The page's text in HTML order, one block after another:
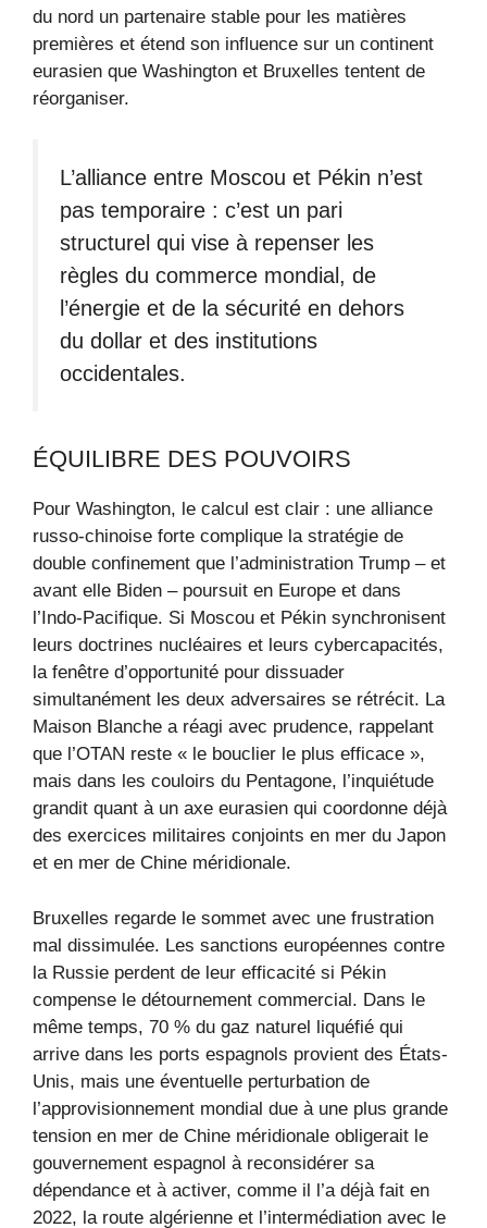
du nord un partenaire stable pour les matières
premières et étend son influence sur un continent
eurasien que Washington et Bruxelles tentent de
réorganiser.
L’alliance entre Moscou et Pékin n’est
pas temporaire : c’est un pari
structurel qui vise à repenser les
règles du commerce mondial, de
l’énergie et de la sécurité en dehors
du dollar et des institutions
occidentales.
ÉQUILIBRE DES POUVOIRS
Pour Washington, le calcul est clair : une alliance
russo-chinoise forte complique la stratégie de
double confinement que l’administration Trump – et
avant elle Biden – poursuit en Europe et dans
l’Indo-Pacifique. Si Moscou et Pékin synchronisent
leurs doctrines nucléaires et leurs cybercapacités,
la fenêtre d’opportunité pour dissuader
simultanément les deux adversaires se rétrécit. La
Maison Blanche a réagi avec prudence, rappelant
que l’OTAN reste « le bouclier le plus efficace »,
mais dans les couloirs du Pentagone, l’inquiétude
grandit quant à un axe eurasien qui coordonne déjà
des exercices militaires conjoints en mer du Japon
et en mer de Chine méridionale.
Bruxelles regarde le sommet avec une frustration
mal dissimulée. Les sanctions européennes contre
la Russie perdent de leur efficacité si Pékin
compense le détournement commercial. Dans le
même temps, 70 % du gaz naturel liquéfié qui
arrive dans les ports espagnols provient des États-
Unis, mais une éventuelle perturbation de
l’approvisionnement mondial due à une plus grande
tension en mer de Chine méridionale obligerait le
gouvernement espagnol à reconsidérer sa
dépendance et à activer, comme il l’a déjà fait en
2022, la route algérienne et l’intermédiation avec le